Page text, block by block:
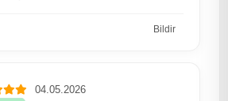
Bildir
04.05.2026